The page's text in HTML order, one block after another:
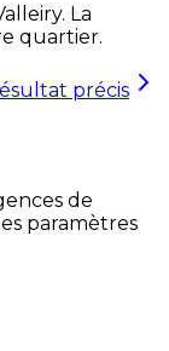
. La
quartier.
précis
de
paramètres